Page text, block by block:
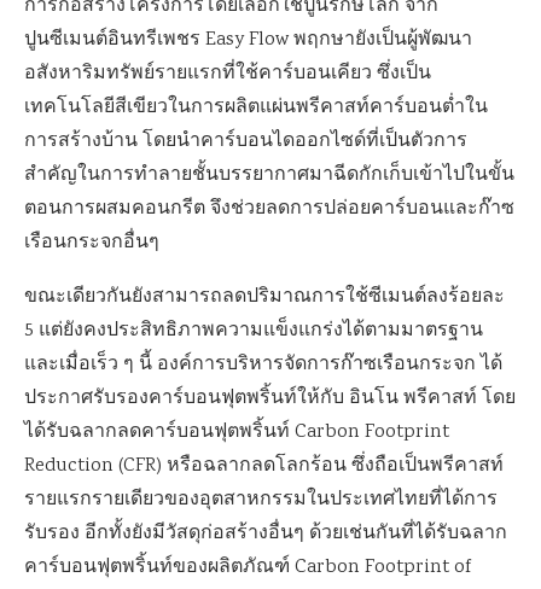
การก่อสร้างโครงการโดยเลือกใช้ปูนรักษ์โลก จาก
ปูนซีเมนต์อินทรีเพชร Easy Flow พฤกษายังเป็นผู้พัฒนา
อสังหาริมทรัพย์รายแรกที่ใช้คาร์บอนเคียว ซึ่งเป็น
เทคโนโลยีสีเขียวในการผลิตแผ่นพรีคาสท์คาร์บอนต่ำใน
การสร้างบ้าน โดยนำคาร์บอนไดออกไซด์ที่เป็นตัวการ
สำคัญในการทำลายชั้นบรรยากาศมาฉีดกักเก็บเข้าไปในขั้น
ตอนการผสมคอนกรีต จึงช่วยลดการปล่อยคาร์บอนและก๊าซ
เรือนกระจกอื่นๆ
ขณะเดียวกันยังสามารถลดปริมาณการใช้ซีเมนต์ลงร้อยละ
5 แต่ยังคงประสิทธิภาพความแข็งแกร่งได้ตามมาตรฐาน
และเมื่อเร็ว ๆ นี้ องค์การบริหารจัดการก๊าซเรือนกระจก ได้
ประกาศรับรองคาร์บอนฟุตพริ้นท์ให้กับ อินโน พรีคาสท์ โดย
ได้รับฉลากลดคาร์บอนฟุตพริ้นท์ Carbon Footprint
Reduction (CFR) หรือฉลากลดโลกร้อน ซึ่งถือเป็นพรีคาสท์
รายแรกรายเดียวของอุตสาหกรรมในประเทศไทยที่ได้การ
รับรอง อีกทั้งยังมีวัสดุก่อสร้างอื่นๆ ด้วยเช่นกันที่ได้รับฉลาก
คาร์บอนฟุตพริ้นท์ของผลิตภัณฑ์ Carbon Footprint of